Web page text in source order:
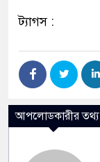
ট্যাগস :
আপলোডকারীর তথ্য